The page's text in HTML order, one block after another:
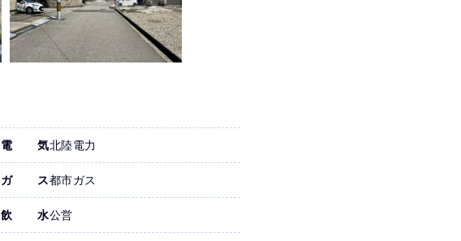
電気北陸電力
ガス都市ガス
飲水公営